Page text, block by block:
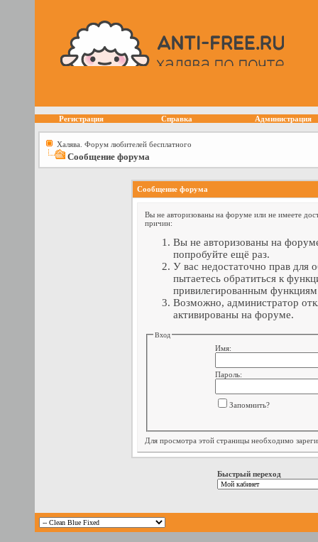
Регистрация Справка Администрация
Халява. Форум любителей бесплатного
Сообщение форума
Сообщение форума
Вы не авторизованы на форуме или не имеете
причин:
Вы не авторизованы на
попробуйте ещё раз.
У вас недостаточно прав для
пытаетесь обратиться к
привилегированным
Возможно, администратор
активированы на форуме.
Вход
Имя:
Пароль:
Запомнить?
Для просмотра этой страницы необходимо
Быстрый переход